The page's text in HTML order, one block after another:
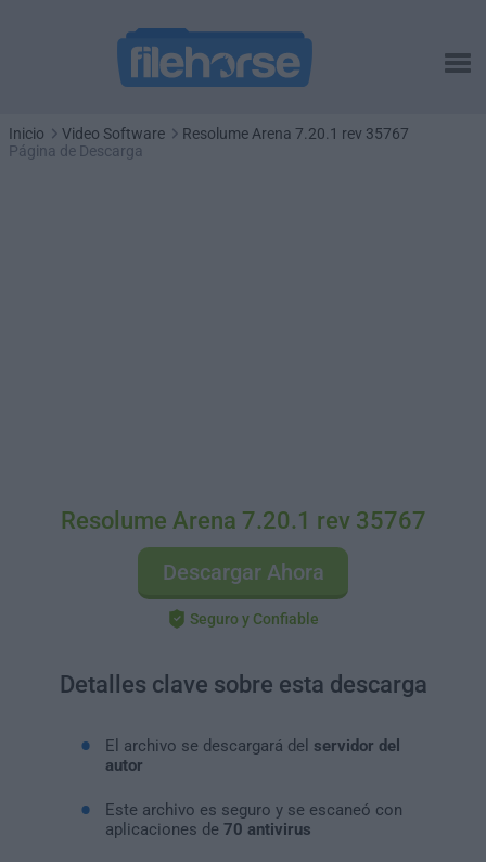
Inicio Video Software
Resolume Arena 7.20.1 rev 35767
Página de Descarga
Resolume Arena 7.20.1 rev 35767
Descargar Ahora
Seguro y Confiable
Detalles clave sobre esta descarga
El archivo se descargará del servidor del
autor
Este archivo es seguro y se escaneó con
aplicaciones de 70 antivirus